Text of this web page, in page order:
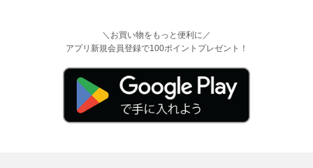
＼お買い物をもっと便利に／
アプリ新規会員登録で100ポイントプレゼント！